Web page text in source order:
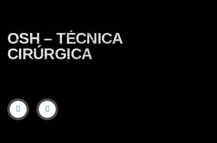
OSH – TÉCNICA
CIRÚRGICA